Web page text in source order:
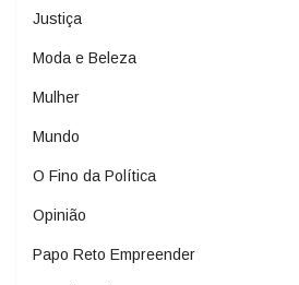
Justiça
Moda e Beleza
Mulher
Mundo
O Fino da Política
Opinião
Papo Reto Empreender